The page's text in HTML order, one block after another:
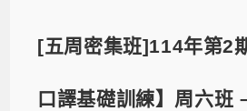
[五周密集班]114年第2
口譯基礎訓練】周六班